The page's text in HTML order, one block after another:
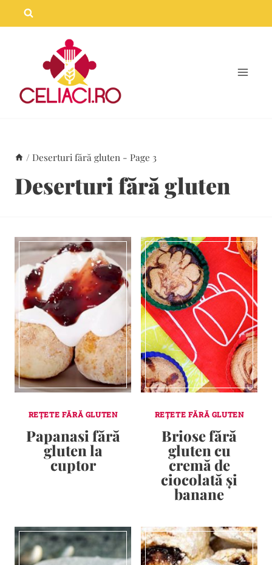
to
/ Deserturi fără gluten - Page 3
Deserturi fără gluten
REȚETE FĂRĂ GLUTEN
Papanasi fără
gluten la
cuptor
REȚETE FĂRĂ GLUTEN
Briose fără
gluten cu
cremă de
ciocolată și
banane